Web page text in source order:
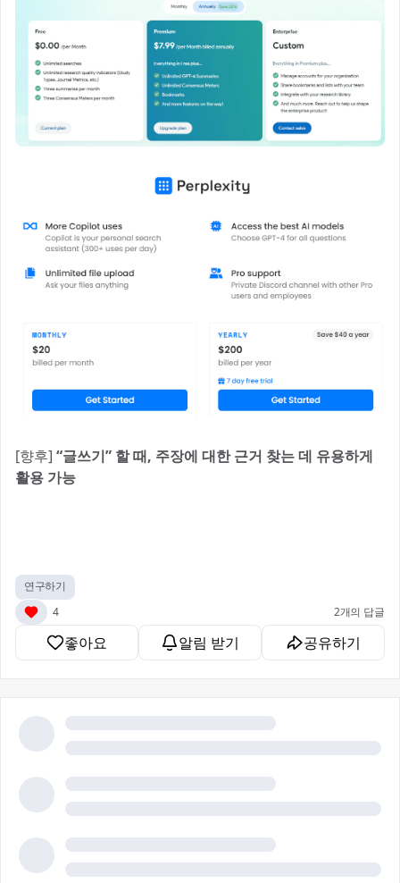
[향후] “글쓰기” 할 때, 주장에 대한 근거 찾는 데 유용하게
활용 가능
연구하기
4
2개의 답글
좋아요 알림 받기 공유하기